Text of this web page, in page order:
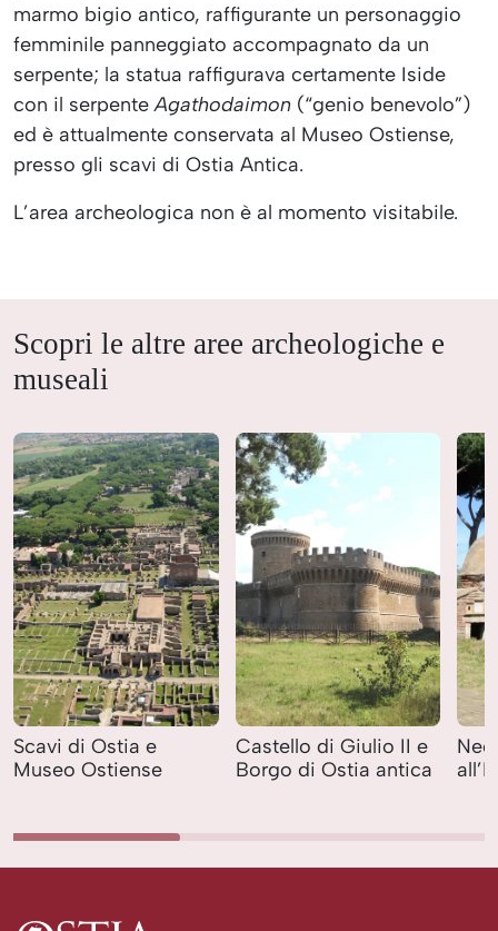
marmo bigio antico, raffigurante un personaggio
femminile panneggiato accompagnato da un
serpente; la statua raffigurava certamente Iside
con il serpenteAgathodaimon (“genio benevolo”)
ed è attualmente conservata al Museo Ostiense,
presso gli scavi di Ostia Antica.
L’area archeologica non è al momento visitabile.
Scopri le altre aree archeologiche e
museali
Scavi di Ostia e
Museo Ostiense
Castello di Giulio II e
Borgo di Ostia antica